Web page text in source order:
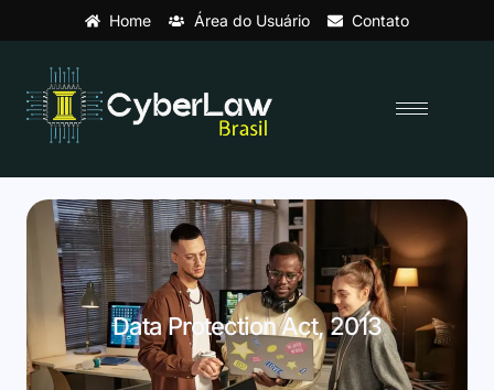
Home Área do Usuário Contato
Data Protection Act, 2013